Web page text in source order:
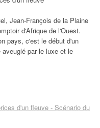
Jean-François de la Plaine
d'Afrique de l'Ouest.
pays, c'est le début d'un
par le luxe et le
d'un fleuve - Scénario du